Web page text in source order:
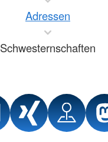
Adressen
Schwesternschaften